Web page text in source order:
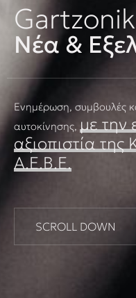
Νέα &
Ενημέρωση, συμβουλές
αυτοκίνησης, με την
αξιοπιστία της
Α.Ε.Β.Ε.
SCROLL DOWN